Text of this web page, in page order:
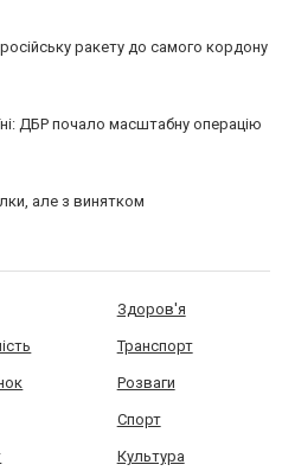
ракету до самого кордону
ДБР почало масштабну операцію
але з винятком
Здоров'я
Транспорт
Розваги
Спорт
Культура